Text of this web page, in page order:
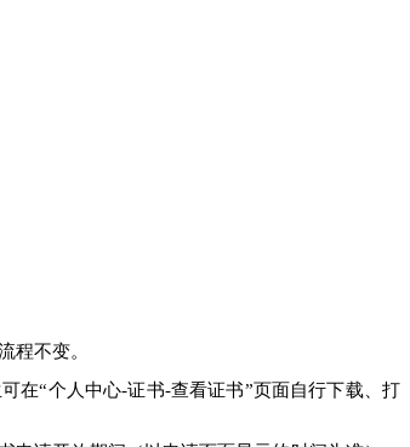
程不变。
在“个人中心-证书-查看证书”页面自行下载、打